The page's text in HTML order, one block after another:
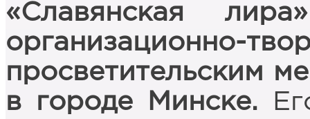
«Славянская
организационно-
просветительским
в городе Минске.